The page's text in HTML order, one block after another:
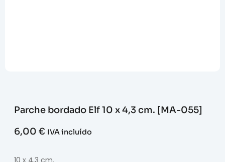
Parche bordado Elf 10 x 4,3 cm. [MA-055]
6,00 € IVA incluído